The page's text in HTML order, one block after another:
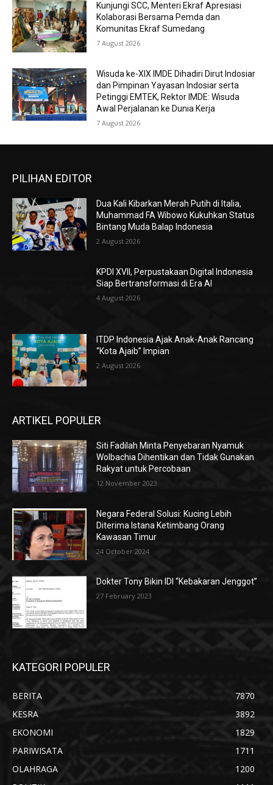
Kunjungi SCC, Menteri Ekraf Apresiasi
Kolaborasi Bersama Pemda dan
Komunitas Ekraf Sumedang
7 August 2026
Wisuda ke-XIX IMDE Dihadiri Dirut Indosiar
dan Pimpinan Yayasan Indosiar serta
Petinggi EMTEK, Rektor IMDE: Wisuda
Awal Perjalanan ke Dunia Kerja
7 August 2026
PILIHAN EDITOR
Dua Kali Kibarkan Merah Putih di Italia,
Muhammad FA Wibowo Kukuhkan Status
Bintang Muda Balap Indonesia
2 August 2026
KPDI XVII, Perpustakaan Digital Indonesia
Siap Bertransformasi di Era AI
4 August 2026
ITDP Indonesia Ajak Anak-Anak Rancang
“Kota Ajaib” Impian
2 August 2026
ARTIKEL POPULER
Siti Fadilah Minta Penyebaran Nyamuk
Wolbachia Dihentikan dan Tidak Gunakan
Rakyat untuk Percobaan
12 November 2023
Negara Federal Solusi: Kucing Lebih
Diterima Istana Ketimbang Orang
Kawasan Timur
24 October 2024
Dokter Tony Bikin IDI “Kebakaran Jenggot”
27 February 2023
KATEGORI POPULER
BERITA
7870
KESRA
3892
EKONOMI
1829
PARIWISATA
1711
OLAHRAGA
1200